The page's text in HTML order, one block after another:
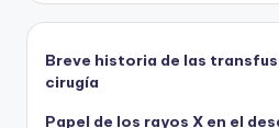
Breve historia de las
cirugía
Papel de los rayos X en el